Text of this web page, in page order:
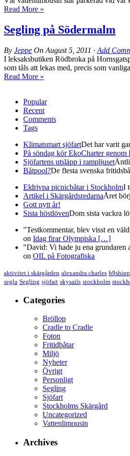
Read More »
Segling på Södermalm
By Jeppe On August 5, 2011 · Add
I leksaksbutiken Rödbroka på
som tåls att lekas med, precis som
Read More »
Popular
Recent
Comments
Tags
Klimatsmart sjöfartDet har varit
På söndag kör EkoCharter genom
Sjöfartens utsläpp i rampljuset
Båtpool?De flesta svenska
Eldrivna picnicbåtar i StockholmI
Artikel i SkärgårdsredarnaÅret
Gott nytt år!
Sista höstlövenDom sista vackra
"Testkommentar, blev visst en
on Idag firar Olympiska […]
"David: Vi hade ju ena grundaren
on OIL på Fotografiska
aktivitet i skärgården alexandra charles
segla Segling sjöfart skysails stockholm
Categories
Bröllop
Cradle to Cradle
Foton
Fritidbåtar
Miljö
Nyheter
Övrigt
Personligt
Segling
Sjöfart
Stockholms Skärgård
Uncategorized
Vattenlimousin
Archives